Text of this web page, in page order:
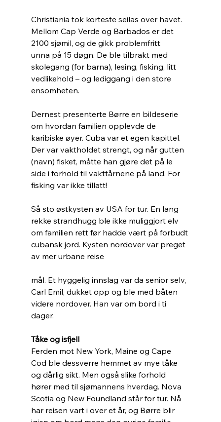
Christiania tok korteste seilas over havet.
Mellom Cap Verde og Barbados er det
2100 sjømil, og de gikk problemfritt
unna på 15 døgn. De ble tilbrakt med
skolegang (for barna), lesing, fisking, litt
vedlikehold – og lediggang i den store
ensomheten.
Dernest presenterte Børre en bildeserie
om hvordan familien opplevde de
karibiske øyer. Cuba var et egen kapittel.
Der var vaktholdet strengt, og når gutten
(navn) fisket, måtte han gjøre det på le
side i forhold til vakttårnene på land. For
fisking var ikke tillatt!
Så sto østkysten av USA for tur. En lang
rekke strandhugg ble ikke muliggjort elv
om familien rett før hadde vært på forbudt
cubansk jord. Kysten nordover var preget
av mer urbane reise
mål. Et hyggelig innslag var da senior selv,
Carl Emil, dukket opp og ble med båten
videre nordover. Han var om bord i ti
dager.
Tåke og isfjell
Ferden mot New York, Maine og Cape
Cod ble dessverre hemmet av mye tåke
og dårlig sikt. Men også slike forhold
hører med til sjømannens hverdag. Nova
Scotia og New Foundland står for tur. Nå
har reisen vart i over et år, og Børre blir